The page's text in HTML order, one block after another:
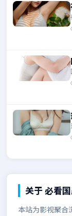
关于必看
本站为影视聚合